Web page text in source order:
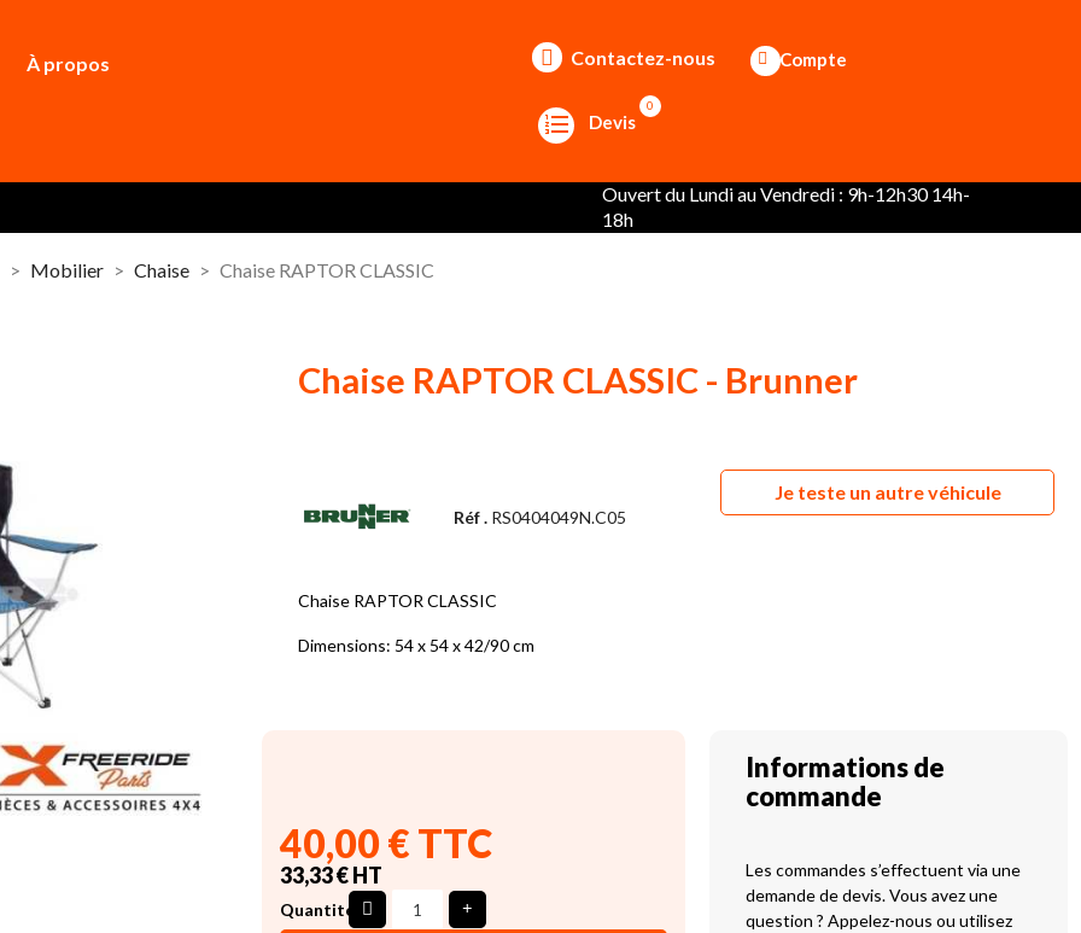
À propos Contactez-nous Compte
Devis
0
Ouvert du Lundi au Vendredi : 9h-12h30 14h-
18h
Mobilier Chaise Chaise RAPTOR CLASSIC
Chaise RAPTOR CLASSIC - Brunner
Réf . RS0404049N.C05
Chaise RAPTOR CLASSIC
Dimensions: 54 x 54 x 42/90 cm
Je teste un autre véhicule
40,00 € TTC
33,33 € HT
Quantité
Informations de
commande
Les commandes s’effectuent via une
demande de devis. Vous avez une
question ? Appelez-nous ou utilisez